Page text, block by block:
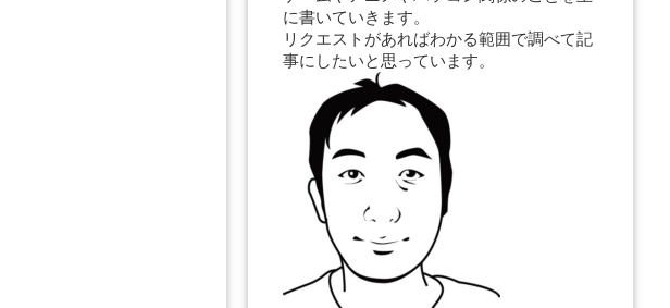
に書いていきます。
リクエストがあればわかる範囲で調べて記
事にしたいと思っています。